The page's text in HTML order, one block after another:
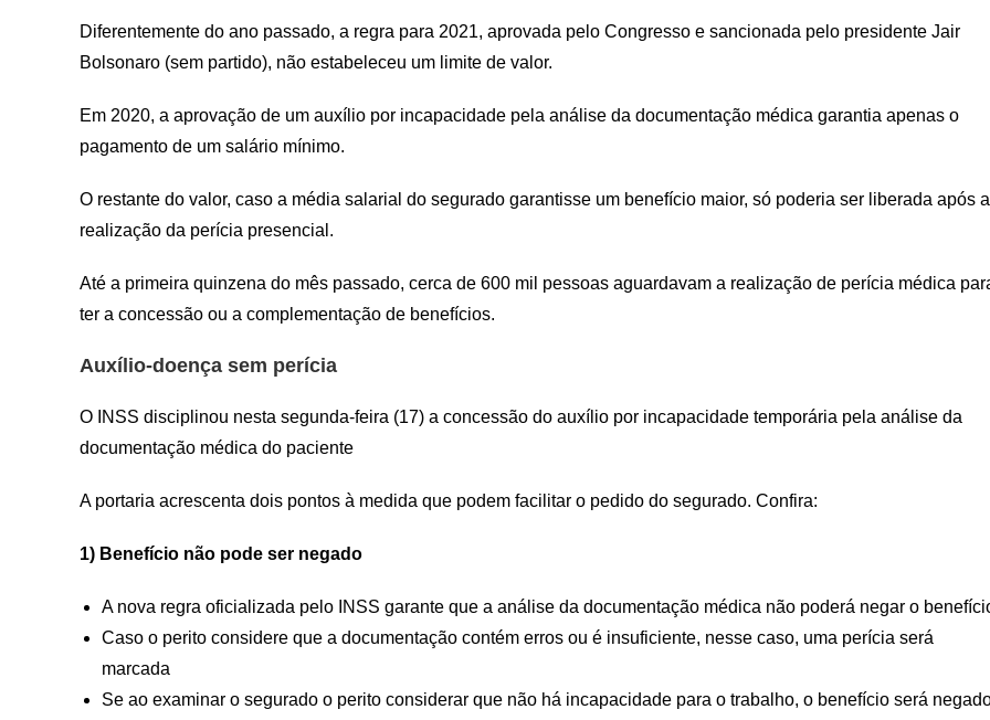
Diferentemente do ano passado, a regra para 2021, aprovada pelo Congresso e sancionada pelo presidente Jair
Bolsonaro (sem partido), não estabeleceu um limite de valor.
Em 2020, a aprovação de um auxílio por incapacidade pela análise da documentação médica garantia apenas o
pagamento de um salário mínimo.
O restante do valor, caso a média salarial do segurado garantisse um benefício maior, só poderia ser liberada após a
realização da perícia presencial.
Até a primeira quinzena do mês passado, cerca de 600 mil pessoas aguardavam a realização de perícia médica
ter a concessão ou a complementação de benefícios.
Auxílio-doença sem perícia
O INSS disciplinou nesta segunda-feira (17) a concessão do auxílio por incapacidade temporária pela análise da
documentação médica do paciente
A portaria acrescenta dois pontos à medida que podem facilitar o pedido do segurado. Confira:
1) Benefício não pode ser negado
A nova regra oficializada pelo INSS garante que a análise da documentação médica não poderá negar o
Caso o perito considere que a documentação contém erros ou é insuficiente, nesse caso, uma perícia será
marcada
Se ao examinar o segurado o perito considerar que não há incapacidade para o trabalho, o benefício será